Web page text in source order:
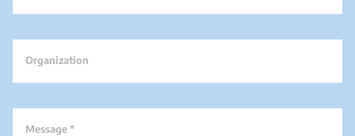
Organization
Message *